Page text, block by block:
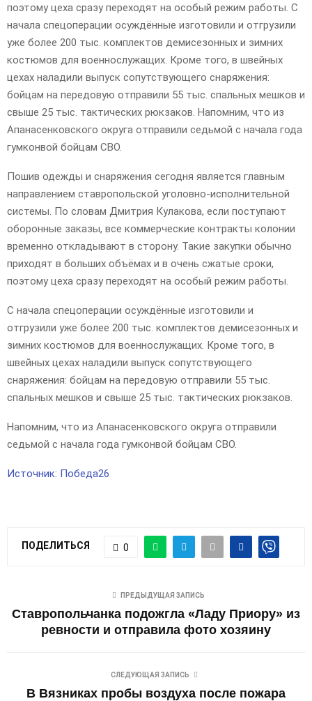
поэтому цеха сразу переходят на особый режим работы. С
начала спецоперации осуждённые изготовили и отгрузили
уже более 200 тыс. комплектов демисезонных и зимних
костюмов для военнослужащих. Кроме того, в швейных
цехах наладили выпуск сопутствующего снаряжения:
бойцам на передовую отправили 55 тыс. спальных мешков и
свыше 25 тыс. тактических рюкзаков. Напомним, что из
Апанасенковского округа отправили седьмой с начала года
гумконвой бойцам СВО.
Пошив одежды и снаряжения сегодня является главным
направлением ставропольской уголовно-исполнительной
системы. По словам Дмитрия Кулакова, если поступают
оборонные заказы, все коммерческие контракты колонии
временно откладывают в сторону. Такие закупки обычно
приходят в больших объёмах и в очень сжатые сроки,
поэтому цеха сразу переходят на особый режим работы.
С начала спецоперации осуждённые изготовили и
отгрузили уже более 200 тыс. комплектов демисезонных и
зимних костюмов для военнослужащих. Кроме того, в
швейных цехах наладили выпуск сопутствующего
снаряжения: бойцам на передовую отправили 55 тыс.
спальных мешков и свыше 25 тыс. тактических рюкзаков.
Напомним, что из Апанасенковского округа отправили
седьмой с начала года гумконвой бойцам СВО.
Источник: Победа26
ПОДЕЛИТЬСЯ 0
ПРЕДЫДУЩАЯ ЗАПИСЬ
Ставропольчанка подожгла «Ладу Приору» из
ревности и отправила фото хозяину
СЛЕДУЮЩАЯ ЗАПИСЬ
В Вязниках пробы воздуха после пожара